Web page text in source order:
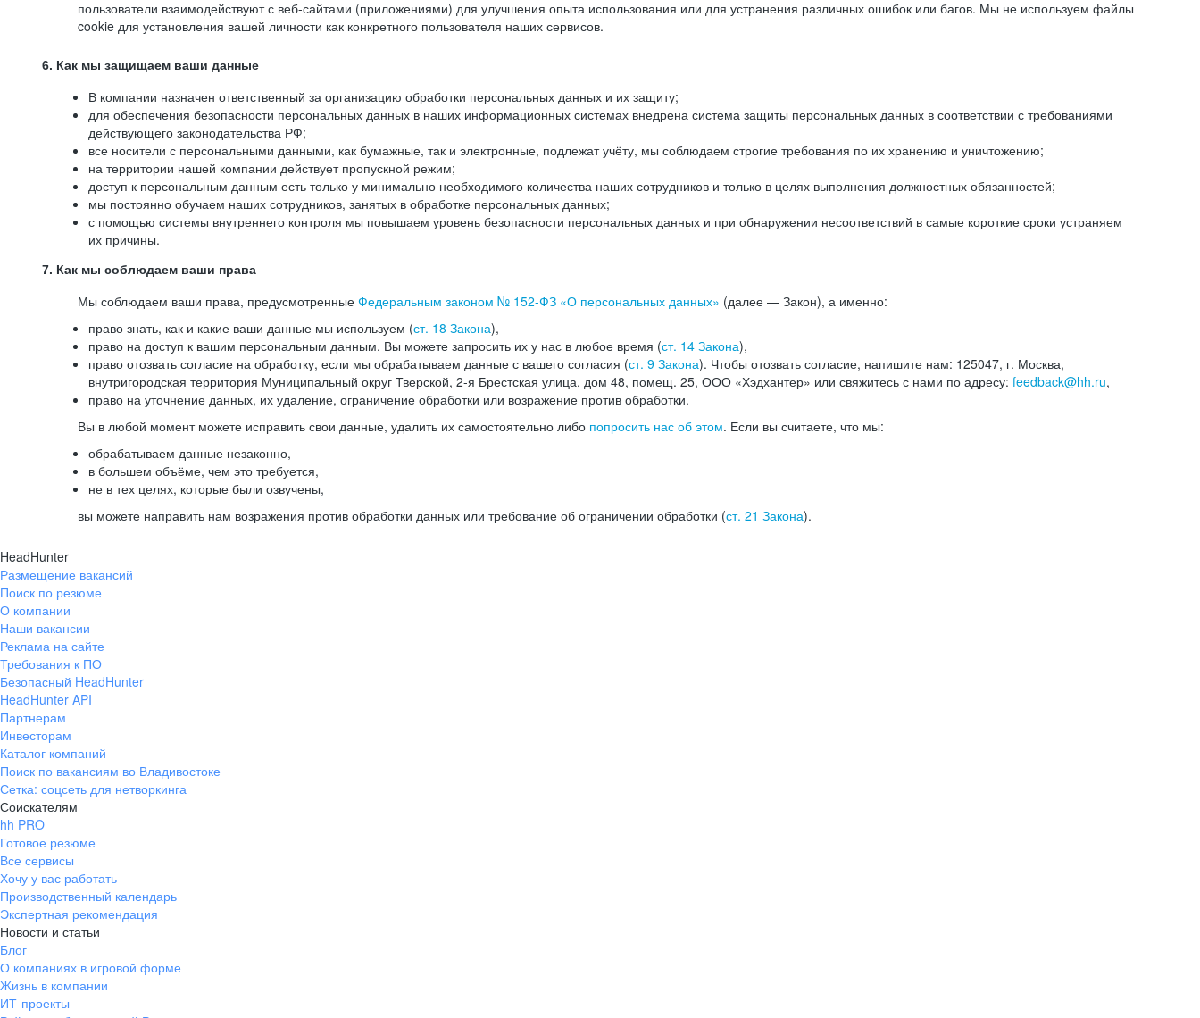
пользователи взаимодействуют с веб-сайтами (приложениями) для улучшения опыта использования или для устранения различных ошибок или багов. Мы не используем файлы
cookie для установления вашей личности как конкретного пользователя наших сервисов.
6. Как мы защищаем ваши данные
В компании назначен ответственный за организацию обработки персональных данных и их защиту;
для обеспечения безопасности персональных данных в наших информационных системах внедрена система защиты персональных данных в соответствии с требованиями
действующего законодательства РФ;
все носители с персональными данными, как бумажные, так и электронные, подлежат учёту, мы соблюдаем строгие требования по их хранению и уничтожению;
на территории нашей компании действует пропускной режим;
доступ к персональным данным есть только у минимально необходимого количества наших сотрудников и только в целях выполнения должностных обязанностей;
мы постоянно обучаем наших сотрудников, занятых в обработке персональных данных;
с помощью системы внутреннего контроля мы повышаем уровень безопасности персональных данных и при обнаружении несоответствий в самые короткие сроки устраняем
их причины.
7. Как мы соблюдаем ваши права
Мы соблюдаем ваши права, предусмотренные Федеральным законом № 152-ФЗ «О персональных данных» (далее — Закон), а именно:
право знать, как и какие ваши данные мы используем (ст. 18 Закона),
право на доступ к вашим персональным данным. Вы можете запросить их у нас в любое время (ст. 14 Закона),
право отозвать согласие на обработку, если мы обрабатываем данные с вашего согласия (ст. 9 Закона). Чтобы отозвать согласие, напишите нам: 125047, г. Москва,
внутригородская территория Муниципальный округ Тверской, 2-я Брестская улица, дом 48, помещ. 25, ООО «Хэдхантер» или свяжитесь с нами по адресу: feedback@hh.ru,
право на уточнение данных, их удаление, ограничение обработки или возражение против обработки.
Вы в любой момент можете исправить свои данные, удалить их самостоятельно либо попросить нас об этом. Если вы считаете, что мы:
обрабатываем данные незаконно,
в большем объёме, чем это требуется,
не в тех целях, которые были озвучены,
вы можете направить нам возражения против обработки данных или требование об ограничении обработки (ст. 21 Закона).
HeadHunter
Размещение вакансий
Поиск по резюме
О компании
Наши вакансии
Реклама на сайте
Требования к ПО
Безопасный HeadHunter
HeadHunter API
Партнерам
Инвесторам
Каталог компаний
Поиск по вакансиям во Владивостоке
Сетка: соцсеть для нетворкинга
Соискателям
hh PRO
Готовое резюме
Все сервисы
Хочу у вас работать
Производственный календарь
Экспертная рекомендация
Новости и статьи
Блог
О компаниях в игровой форме
Жизнь в компании
ИТ-проекты